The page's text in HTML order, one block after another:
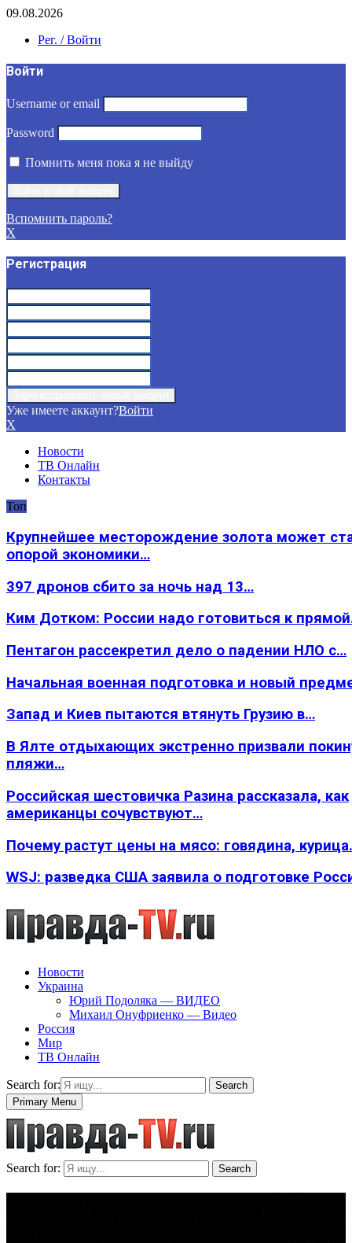
09.08.2026
Рег. / Войти
Войти
Username or email
Password
Помнить меня пока я не выйду
Вспомнить пароль?
X
Регистрация
Уже имеете аккаунт?Войти
X
Новости
ТВ Онлайн
Контакты
Топ
Крупнейшее месторождение золота может
опорой экономики…
397 дронов сбито за ночь над 13…
Ким Дотком: России надо готовиться к
Пентагон рассекретил дело о падении НЛО с…
Начальная военная подготовка и новый
Запад и Киев пытаются втянуть Грузию в…
В Ялте отдыхающих экстренно призвали
пляжи…
Российская шестовичка Разина рассказала, как
американцы сочувствуют…
Почему растут цены на мясо: говядина,
WSJ: разведка США заявила о подготовке
Новости
Украина
Юрий Подоляка — ВИДЕО
Михаил Онуфриенко — Видео
Россия
Мир
ТВ Онлайн
Search for:
Search
Primary Menu
Search for: Search